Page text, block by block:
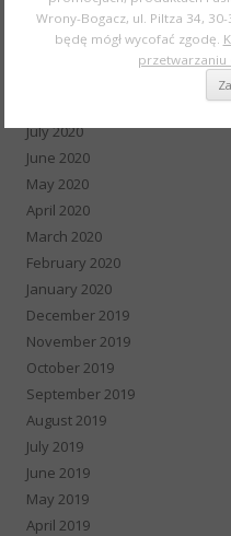
November 2020
October 2020
July 2020
June 2020
May 2020
April 2020
March 2020
February 2020
January 2020
December 2019
November 2019
October 2019
September 2019
August 2019
July 2019
June 2019
May 2019
April 2019
Wrony-Bogacz, ul. Piltza 34,
będę mógł wycofać zgodę.
przetwarzaniu